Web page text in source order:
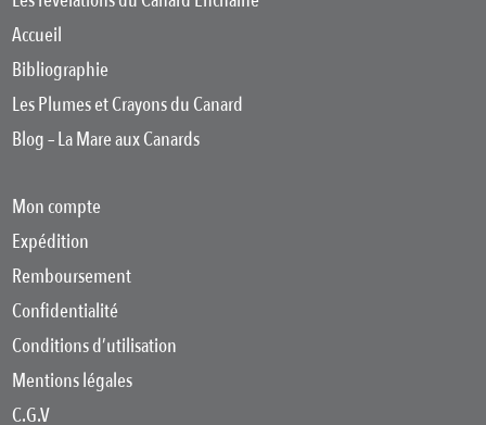
Accueil
Bibliographie
Les Plumes et Crayons du Canard
Blog – La Mare aux Canards
Mon compte
Expédition
Remboursement
Confidentialité
Conditions d’utilisation
Mentions légales
C.G.V